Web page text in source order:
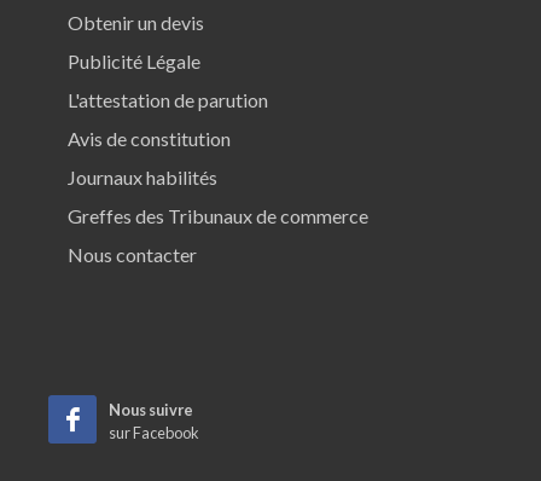
Obtenir un devis
Publicité Légale
L'attestation de parution
Avis de constitution
Journaux habilités
Greffes des Tribunaux de commerce
Nous contacter
Nous suivre
sur Facebook